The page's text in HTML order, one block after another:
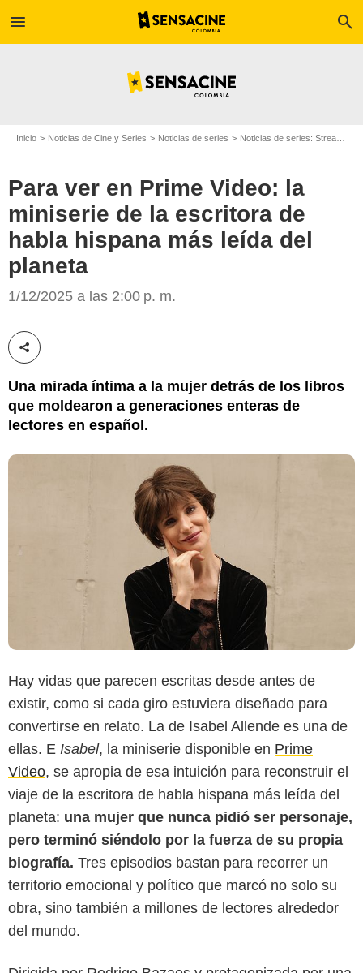
menu search
Inicio Noticias de Cine y Series Noticias de series Noticias de series: Streaming
Para ver en Prime Video: la
miniserie de la escritora de
habla hispana más leída del
planeta
1/12/2025 a las 2:00 p. m.
Compartir esta noticia
Una mirada íntima a la mujer detrás de los libros
que moldearon a generaciones enteras de
lectores en español.
Hay vidas que parecen escritas desde antes de
existir, como si cada giro estuviera diseñado para
convertirse en relato. La de Isabel Allende es una de
ellas. E Isabel, la miniserie disponible en Prime
Video, se apropia de esa intuición para reconstruir el
viaje de la escritora de habla hispana más leída del
planeta: una mujer que nunca pidió ser personaje,
pero terminó siéndolo por la fuerza de su propia
biografía. Tres episodios bastan para recorrer un
territorio emocional y político que marcó no solo su
obra, sino también a millones de lectores alrededor
del mundo.